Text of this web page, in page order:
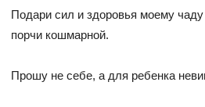
Подари сил и здоровья моему
порчи кошмарной.
Прошу не себе, а для ребенка